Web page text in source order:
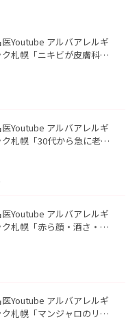
Youtube アルバアレルギ
札幌「ニキビが皮膚科で
Youtube アルバアレルギ
札幌「30代から急に老け
Youtube アルバアレルギ
札幌「赤ら顔・酒さ・ニ
Youtube アルバアレルギ
札幌「マンジャロのリア